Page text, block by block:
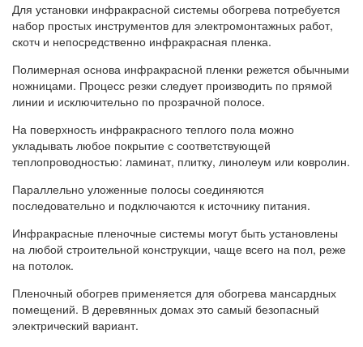
Для установки инфракрасной системы обогрева потребуется
набор простых инструментов для электромонтажных работ,
скотч и непосредственно инфракрасная пленка.
Полимерная основа инфракрасной пленки режется обычными
ножницами. Процесс резки следует производить по прямой
линии и исключительно по прозрачной полосе.
На поверхность инфракрасного теплого пола можно
укладывать любое покрытие с соответствующей
теплопроводностью: ламинат, плитку, линолеум или ковролин.
Параллельно уложенные полосы соединяются
последовательно и подключаются к источнику питания.
Инфракрасные пленочные системы могут быть установлены
на любой строительной конструкции, чаще всего на пол, реже
на потолок.
Пленочный обогрев применяется для обогрева мансардных
помещений. В деревянных домах это самый безопасный
электрический вариант.